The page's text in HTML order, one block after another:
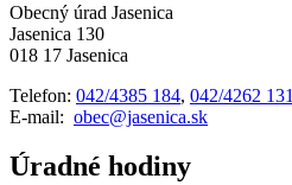
Obecný úrad Jasenica
Jasenica 130
018 17 Jasenica
Telefon: 042/4385 184, 042/4262 131
E-mail: obec@jasenica.sk
Úradné hodiny